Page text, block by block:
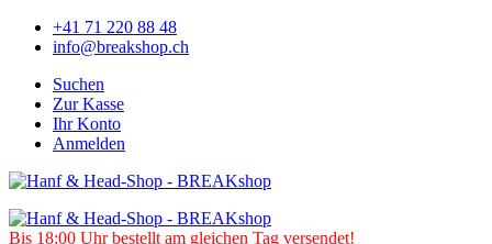
+41 71 220 88 48
info@breakshop.ch
Suchen
Zur Kasse
Ihr Konto
Anmelden
Bis 18:00 Uhr bestellt am gleichen Tag versendet!